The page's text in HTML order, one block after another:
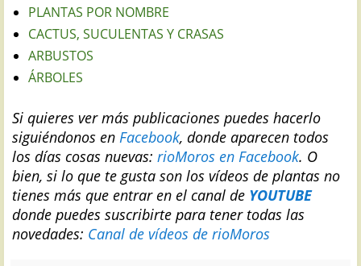
PLANTAS POR NOMBRE
CACTUS, SUCULENTAS Y CRASAS
ARBUSTOS
ÁRBOLES
Si quieres ver más publicaciones puedes hacerlo
siguiéndonos en Facebook, donde aparecen todos
los días cosas nuevas: rioMoros en Facebook. O
bien, si lo que te gusta son los vídeos de plantas no
tienes más que entrar en el canal de YOUTUBE
donde puedes suscribirte para tener todas las
novedades: Canal de vídeos de rioMoros